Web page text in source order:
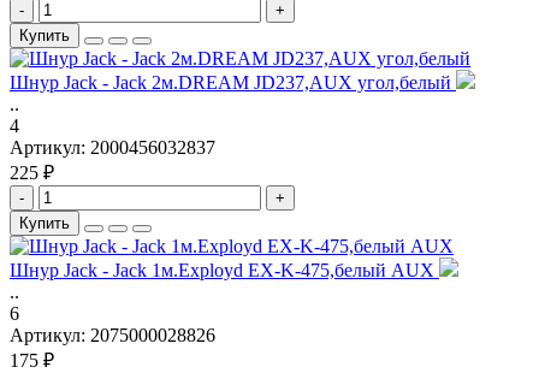
-
+
Купить
Шнур Jack - Jack 2м.DREAM JD237,AUX угол,белый
..
4
Артикул: 2000456032837
225 ₽
-
+
Купить
Шнур Jack - Jack 1м.Exployd EX-K-475,белый AUX
..
6
Артикул: 2075000028826
175 ₽